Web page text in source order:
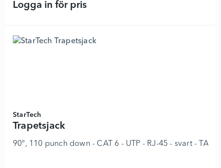
Logga in för prisTrapetsjack - 8978261 - Lägg i
StarTech
Trapetsjack
90°, 110 punch down - CAT 6 - UTP - RJ-45 - svart -